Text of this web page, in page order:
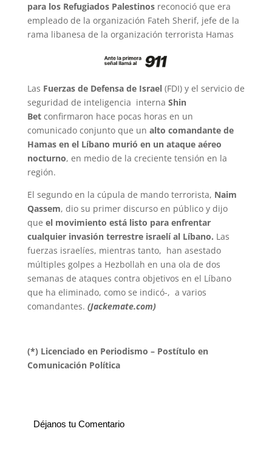
para los Refugiados Palestinosreconoció que era
empleado de la organización Fateh Sherif, jefe de la
rama libanesa de la organización terrorista Hamas
Las Fuerzas de Defensa de Israel(FDI) y el servicio de
seguridad de inteligencia interna Shin
Betconfirmaron hace pocas horas en un
comunicado conjunto que un alto comandante de
Hamas en el Líbano murió en un ataque aéreo
nocturno, en medio de la creciente tensión en la
región.
El segundo en la cúpula de mando terrorista, Naim
Qassem, dio su primer discurso en público y dijo
que el movimiento está listo para enfrentar
cualquier invasión terrestre israelí al Líbano. Las
fuerzas israelíes, mientras tanto, han asestado
múltiples golpes a Hezbollah en una ola de dos
semanas de ataques contra objetivos en el Líbano
que ha eliminado, como se indicó-, a varios
comandantes. (Jackemate.com)
(*) Licenciado en Periodismo – Postítulo en
Comunicación Política
Déjanos tu Comentario